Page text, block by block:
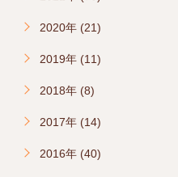
2020年 (21)
2019年 (11)
2018年 (8)
2017年 (14)
2016年 (40)